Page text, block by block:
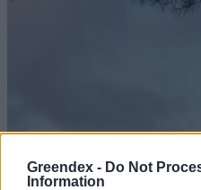
Greendex - Do Not
Information